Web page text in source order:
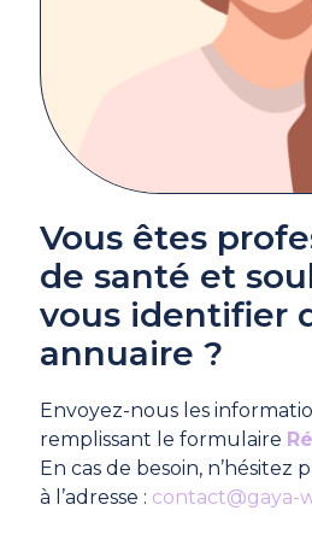
Vous êtes
de santé et
vous identifier
annuaire ?
Envoyez-nous les
remplissant le formulaire
En cas de besoin, n’hésitez
à l’adresse : contact@gaya-